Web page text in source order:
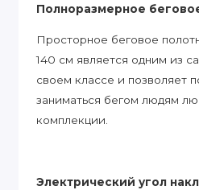
Полноразмерное
Просторное беговое
140 см является одним из
своем классе и позволяет
заниматься бегом людям
комплекции.
Электрический угол